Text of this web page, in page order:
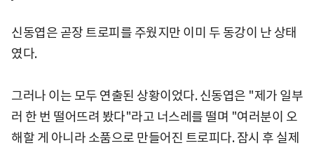
신동엽은 곧장 트로피를 주웠지만 이미 두 동강이 난 상태
였다.
그러나 이는 모두 연출된 상황이었다. 신동엽은 "제가 일부
러 한 번 떨어뜨려 봤다"라고 너스레를 떨며 "여러분이 오
해할 게 아니라 소품으로 만들어진 트로피다. 잠시 후 실제